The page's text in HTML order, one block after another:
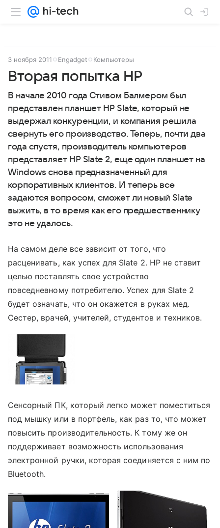
3 ноября 2011 Engadget Компьютеры
Вторая попытка HP
В начале 2010 года Стивом Балмером был
представлен планшет HP Slate, который не
выдержал конкуренции, и компания решила
свернуть его производство. Теперь, почти два
года спустя, производитель компьютеров
представляет HP Slate 2, еще один планшет на
Windows снова предназначенный для
корпоративных клиентов. И теперь все
задаются вопросом, сможет ли новый Slate
выжить, в то время как его предшественнику
это не удалось.
На самом деле все зависит от того, что
расценивать, как успех для Slate 2. HP не ставит
целью поставлять свое устройство
повседневному потребителю. Успех для Slate 2
будет означать, что он окажется в руках мед.
Сестер, врачей, учителей, студентов и техников.
Сенсорный ПК, который легко может поместиться
под мышку или в портфель, как раз то, что может
повысить производительность. К тому же он
поддерживает возможность использования
электронной ручки, которая соединяется с ним по
Bluetooth.